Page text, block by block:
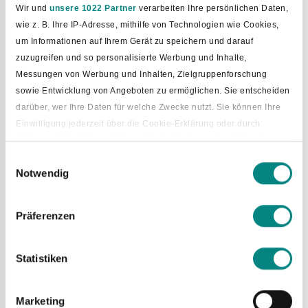
Wir und unsere 1022 Partner verarbeiten Ihre persönlichen Daten,
wie z. B. Ihre IP-Adresse, mithilfe von Technologien wie Cookies,
um Informationen auf Ihrem Gerät zu speichern und darauf
zuzugreifen und so personalisierte Werbung und Inhalte,
Messungen von Werbung und Inhalten, Zielgruppenforschung
sowie Entwicklung von Angeboten zu ermöglichen. Sie entscheiden
darüber, wer Ihre Daten für welche Zwecke nutzt. Sie können Ihre
Einwilligung jederzeit über die Cookie-Erklärung oder durch
Klicken auf das Privacy Trigger Symbol ändern oder widerrufen
Wenn Sie es erlauben, würden wir auch gerne:
Erfahren Sie mehr darüber, wie Ihre persönlichen Daten verarbeitet
Notwendig
Präferenzen
Statistiken
Marketing
Bild vergrößern